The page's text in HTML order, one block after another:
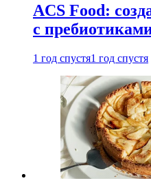
ACS Food:
с
1 год спустя1 год спустя